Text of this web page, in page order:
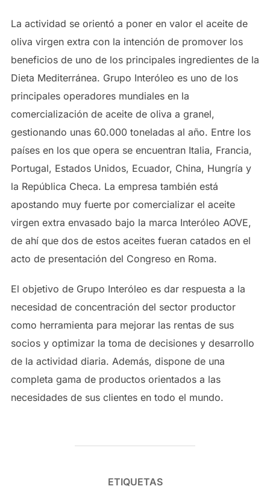
La actividad se orientó a poner en valor el aceite de
oliva virgen extra con la intención de promover los
beneficios de uno de los principales ingredientes de la
Dieta Mediterránea. Grupo Interóleo es uno de los
principales operadores mundiales en la
comercialización de aceite de oliva a granel,
gestionando unas 60.000 toneladas al año. Entre los
países en los que opera se encuentran Italia, Francia,
Portugal, Estados Unidos, Ecuador, China, Hungría y
la República Checa. La empresa también está
apostando muy fuerte por comercializar el aceite
virgen extra envasado bajo la marca Interóleo AOVE,
de ahí que dos de estos aceites fueran catados en el
acto de presentación del Congreso en Roma.
El objetivo de Grupo Interóleo es dar respuesta a la
necesidad de concentración del sector productor
como herramienta para mejorar las rentas de sus
socios y optimizar la toma de decisiones y desarrollo
de la actividad diaria. Además, dispone de una
completa gama de productos orientados a las
necesidades de sus clientes en todo el mundo.
ETIQUETAS